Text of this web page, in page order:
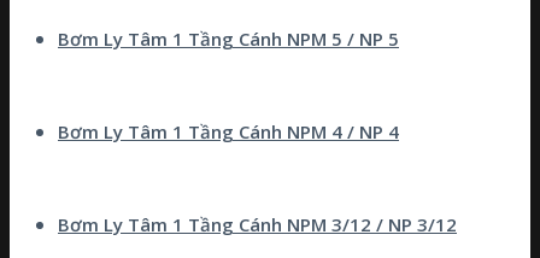
Bơm Ly Tâm 1 Tầng Cánh NPM 5 / NP 5
Bơm Ly Tâm 1 Tầng Cánh NPM 4 / NP 4
Bơm Ly Tâm 1 Tầng Cánh NPM 3/12 / NP 3/12